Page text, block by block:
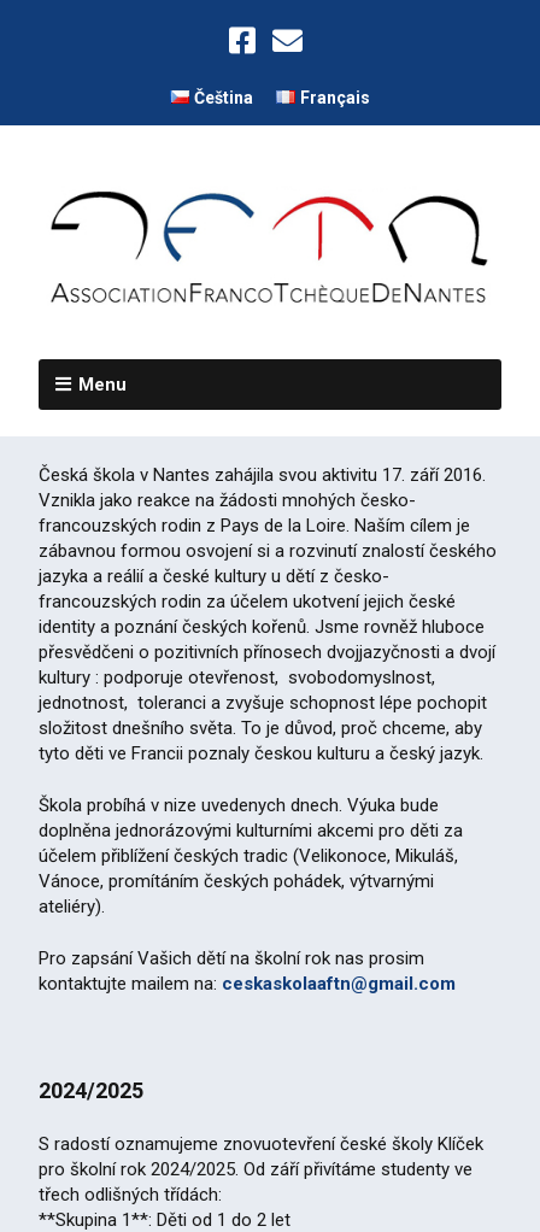
Čeština Français
Menu
Česká škola v Nantes zahájila svou aktivitu 17. září 2016.
Vznikla jako reakce na žádosti mnohých česko-
francouzských rodin z Pays de la Loire. Naším cílem je
zábavnou formou osvojení si a rozvinutí znalostí českého
jazyka a reálií a české kultury u dětí z česko-
francouzských rodin za účelem ukotvení jejich české
identity a poznání českých kořenů. Jsme rovněž hluboce
přesvědčeni o pozitivních přínosech dvojjazyčnosti a dvojí
kultury : podporuje otevřenost, svobodomyslnost,
jednotnost, toleranci a zvyšuje schopnost lépe pochopit
složitost dnešního světa. To je důvod, proč chceme, aby
tyto děti ve Francii poznaly českou kulturu a český jazyk.
Škola probíhá v nize uvedenych dnech. Výuka bude
doplněna jednorázovými kulturními akcemi pro děti za
účelem přiblížení českých tradic (Velikonoce, Mikuláš,
Vánoce, promítáním českých pohádek, výtvarnými
ateliéry).
Pro zapsání Vašich dětí na školní rok nas prosim
kontaktujte mailem na: ceskaskolaaftn@gmail.com
2024/2025
S radostí oznamujeme znovuotevření české školy Klíček
pro školní rok 2024/2025. Od září přivítáme studenty ve
třech odlišných třídách:
**Skupina 1**: Děti od 1 do 2 let